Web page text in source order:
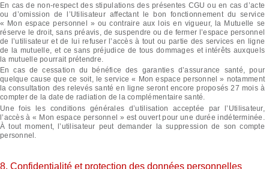
En cas de non-respect des stipulations des présentes CGU ou en cas d’acte
ou d’omission de l’Utilisateur affectant le bon fonctionnement du service
« Mon espace personnel » ou contraire aux lois en vigueur, la Mutuelle se
réserve le droit, sans préavis, de suspendre ou de fermer l’espace personnel
de l’utilisateur et de lui refuser l’accès à tout ou partie des services en ligne
de la mutuelle, et ce sans préjudice de tous dommages et intérêts auxquels
la mutuelle pourrait prétendre.
En cas de cessation du bénéfice des garanties d’assurance santé, pour
quelque cause que ce soit, le service « Mon espace personnel » notamment
la consultation des relevés santé en ligne seront encore proposés 27 mois à
compter de la date de radiation de la complémentaire santé.
Une fois les conditions générales d’utilisation acceptée par l’Utilisateur,
l’accès à « Mon espace personnel » est ouvert pour une durée indéterminée.
À tout moment, l’utilisateur peut demander la suppression de son compte
personnel.
8. Confidentialité et protection des données personnelles